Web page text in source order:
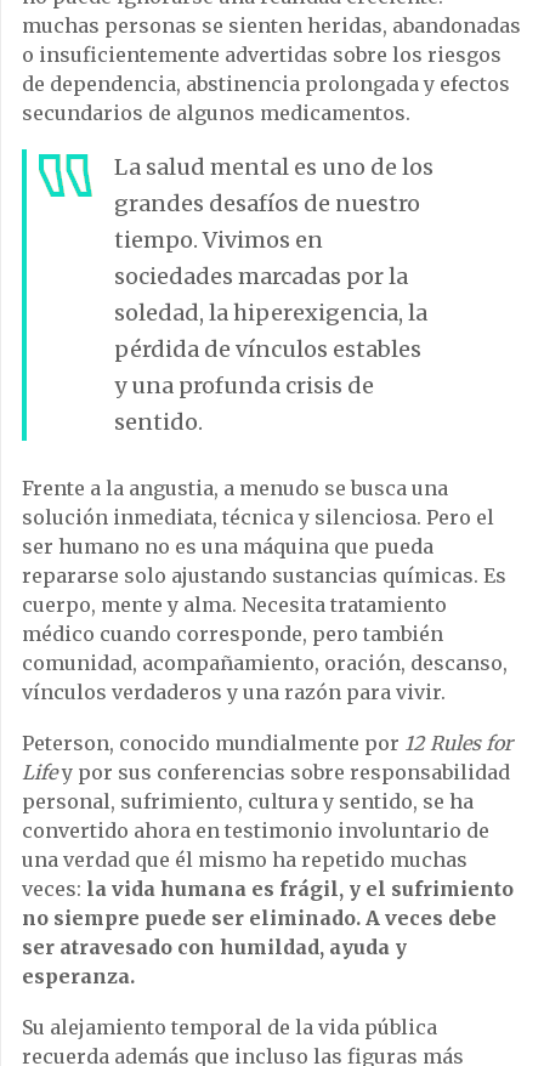
muchas personas se sienten heridas, abandonadas
o insuficientemente advertidas sobre los riesgos
de dependencia, abstinencia prolongada y efectos
secundarios de algunos medicamentos.
La salud mental es uno de los
grandes desafíos de nuestro
tiempo. Vivimos en
sociedades marcadas por la
soledad, la hiperexigencia, la
pérdida de vínculos estables
y una profunda crisis de
sentido.
Frente a la angustia, a menudo se busca una
solución inmediata, técnica y silenciosa. Pero el
ser humano no es una máquina que pueda
repararse solo ajustando sustancias químicas. Es
cuerpo, mente y alma. Necesita tratamiento
médico cuando corresponde, pero también
comunidad, acompañamiento, oración, descanso,
vínculos verdaderos y una razón para vivir.
Peterson, conocido mundialmente por 12 Rules for
Lifey por sus conferencias sobre responsabilidad
personal, sufrimiento, cultura y sentido, se ha
convertido ahora en testimonio involuntario de
una verdad que él mismo ha repetido muchas
veces: la vida humana es frágil, y el sufrimiento
no siempre puede ser eliminado. A veces debe
ser atravesado con humildad, ayuda y
esperanza.
Su alejamiento temporal de la vida pública
recuerda además que incluso las figuras más